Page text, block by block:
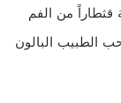
قثطاراً من الفم
الطبيب البالون